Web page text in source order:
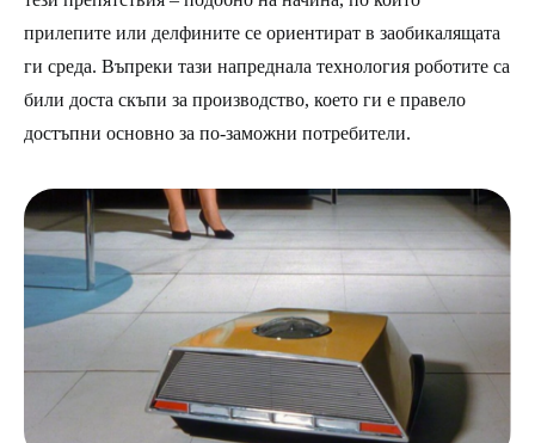
прилепите или делфините се ориентират в заобикалящата
ги среда. Въпреки тази напреднала технология роботите са
били доста скъпи за производство, което ги е правело
достъпни основно за по-заможни потребители.